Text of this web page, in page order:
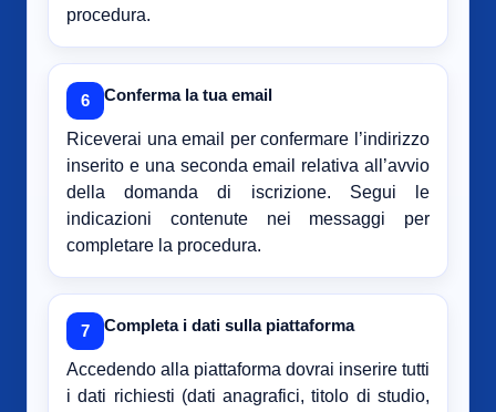
procedura.
6 Conferma la tua email
Riceverai una email per confermare l’indirizzo
inserito e una seconda email relativa all’avvio
della domanda di iscrizione. Segui le
indicazioni contenute nei messaggi per
completare la procedura.
7 Completa i dati sulla piattaforma
Accedendo alla piattaforma dovrai inserire tutti
i dati richiesti (dati anagrafici, titolo di studio,